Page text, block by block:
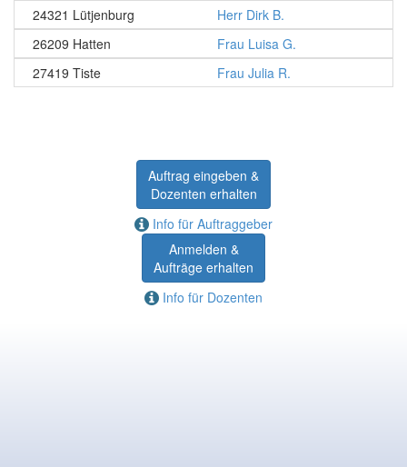
24321 Lütjenburg
Herr Dirk B.
26209 Hatten
Frau Luisa G.
27419 Tiste
Frau Julia R.
Auftrag eingeben &
Dozenten erhalten
Info für Auftraggeber
Anmelden &
Aufträge erhalten
Info für Dozenten